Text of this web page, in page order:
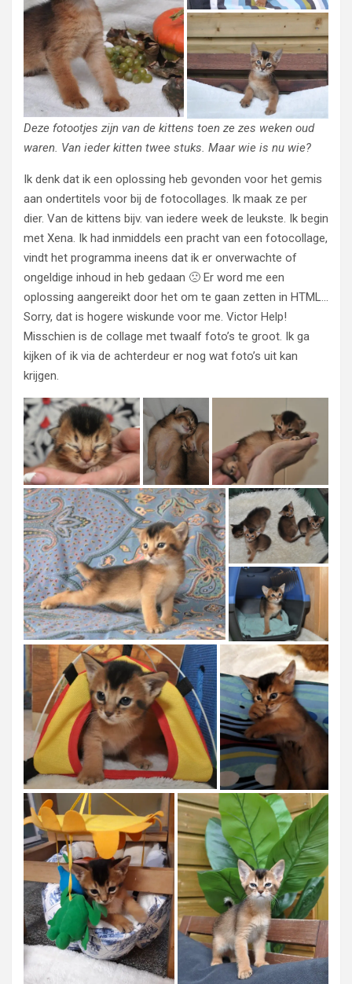
Deze fotootjes zijn van de kittens toen ze zes weken oud
waren. Van ieder kitten twee stuks. Maar wie is nu wie?
Ik denk dat ik een oplossing heb gevonden voor het gemis
aan ondertitels voor bij de fotocollages. Ik maak ze per
dier. Van de kittens bijv. van iedere week de leukste. Ik begin
met Xena. Ik had inmiddels een pracht van een fotocollage,
vindt het programma ineens dat ik er onverwachte of
ongeldige inhoud in heb gedaan 🙁 Er word me een
oplossing aangereikt door het om te gaan zetten in HTML…
Sorry, dat is hogere wiskunde voor me. Victor Help!
Misschien is de collage met twaalf foto’s te groot. Ik ga
kijken of ik via de achterdeur er nog wat foto’s uit kan
krijgen.